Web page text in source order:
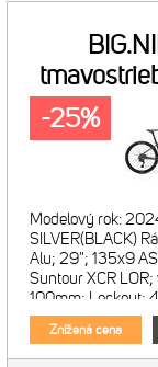
Modelový rok:
SILVER(BLACK)
Alu; 29"; 135x9
Suntour XCR
100mm; Lockout;
Počet prevodov: 2
Znížená cena
-25%